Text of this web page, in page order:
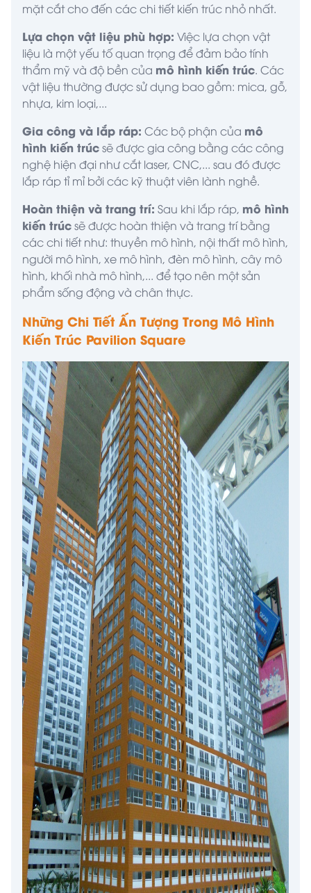
mặt cắt cho đến các chi tiết kiến trúc nhỏ nhất.
Lựa chọn vật liệu phù hợp: Việc lựa chọn vật
liệu là một yếu tố quan trọng để đảm bảo tính
thẩm mỹ và độ bền của mô hình kiến trúc. Các
vật liệu thường được sử dụng bao gồm: mica, gỗ,
nhựa, kim loại,...
Gia công và lắp ráp: Các bộ phận của mô
hình kiến trúcsẽ được gia công bằng các công
nghệ hiện đại như cắt laser, CNC,... sau đó được
lắp ráp tỉ mỉ bởi các kỹ thuật viên lành nghề.
Hoàn thiện và trang trí: Sau khi lắp ráp, mô hình
kiến trúcsẽ được hoàn thiện và trang trí bằng
các chi tiết như: thuyền mô hình, nội thất mô hình,
người mô hình, xe mô hình, đèn mô hình, cây mô
hình, khối nhà mô hình,... để tạo nên một sản
phẩm sống động và chân thực.
Những Chi Tiết Ấn Tượng Trong Mô Hình
Kiến Trúc Pavilion Square